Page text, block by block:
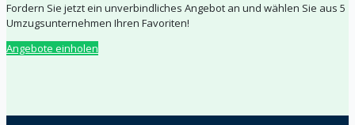
Fordern Sie jetzt ein unverbindliches Angebot an und wählen Sie aus 5
Umzugsunternehmen Ihren Favoriten!
Angebote einholen